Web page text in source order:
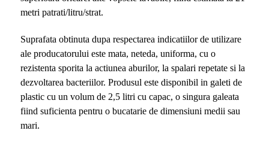
metri patrati/litru/strat.
Suprafata obtinuta dupa respectarea indicatiilor de utilizare
ale producatorului este mata, neteda, uniforma, cu o
rezistenta sporita la actiunea aburilor, la spalari repetate si la
dezvoltarea bacteriilor. Produsul este disponibil in galeti de
plastic cu un volum de 2,5 litri cu capac, o singura galeata
fiind suficienta pentru o bucatarie de dimensiuni medii sau
mari.